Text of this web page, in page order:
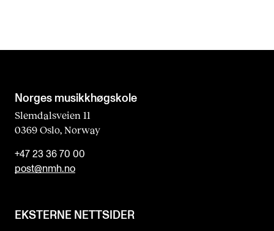
Norges musikk­høgskole
Slemdalsveien 11
0369 Oslo, Norway
+47 23 36 70 00
post@nmh.no
EKSTERNE NETTSIDER